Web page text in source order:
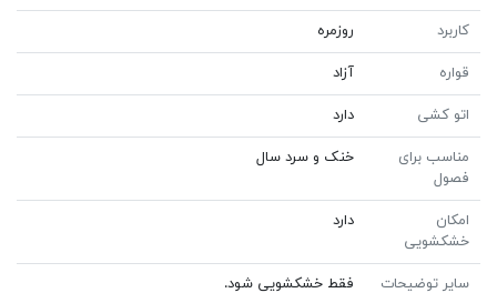
کاربرد روزمره
قواره آزاد
اتو کشی دارد
مناسب برای
فصول
خنک و سرد سال
امکان
خشکشویی
دارد
سایر توضیحات فقط خشکشویی شود.